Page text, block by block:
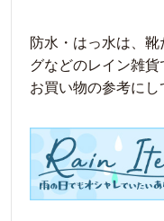
防水・はっ水は、
グなどのレイン雑
お買い物の参考にし